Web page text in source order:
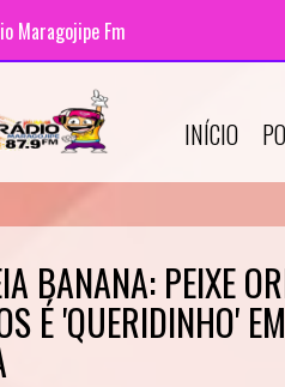
Maragojipe Fm
INÍCIO
BANANA: PEIXE
É 'QUERIDINHO'